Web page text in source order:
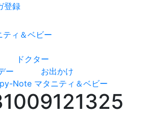
登録
ドクター
ー
お出かけ
Note マタニティ＆ベビー